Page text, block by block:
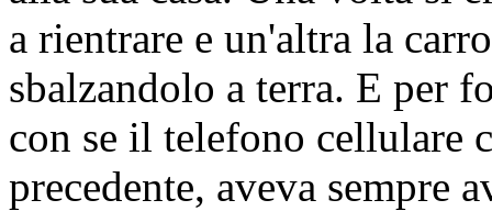
a rientrare e un'altra la
sbalzandolo a terra. E per
con se il telefono cellulare
precedente, aveva sempre